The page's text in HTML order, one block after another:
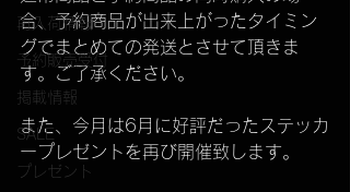
再入荷情報
予約販売受付
掲載情報
SALE
プレゼント
合、予約商品が出来上がったタイミン
グでまとめての発送とさせて頂きま
す。ご了承ください。
また、今月は6月に好評だったステッカ
ープレゼントを再び開催致します。